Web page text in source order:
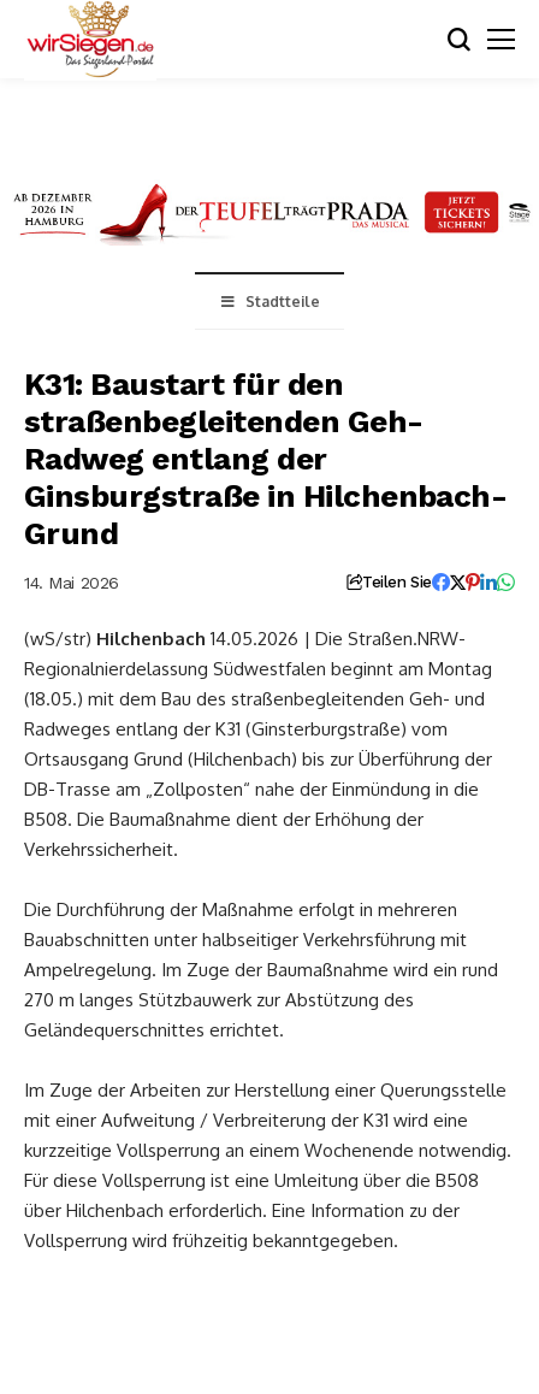
Stadtteile
K31: Baustart für den
straßenbegleitenden Geh-
Radweg entlang der
Ginsburgstraße in Hilchenbach-
Grund
14. Mai 2026 Teilen Sie
(wS/str) Hilchenbach 14.05.2026 | Die Straßen.NRW-
Regionalnierdelassung Südwestfalen beginnt am Montag
(18.05.) mit dem Bau des straßenbegleitenden Geh- und
Radweges entlang der K31 (Ginsterburgstraße) vom
Ortsausgang Grund (Hilchenbach) bis zur Überführung der
DB-Trasse am „Zollposten“ nahe der Einmündung in die
B508. Die Baumaßnahme dient der Erhöhung der
Verkehrssicherheit.
Die Durchführung der Maßnahme erfolgt in mehreren
Bauabschnitten unter halbseitiger Verkehrsführung mit
Ampelregelung. Im Zuge der Baumaßnahme wird ein rund
270 m langes Stützbauwerk zur Abstützung des
Geländequerschnittes errichtet.
Im Zuge der Arbeiten zur Herstellung einer Querungsstelle
mit einer Aufweitung / Verbreiterung der K31 wird eine
kurzzeitige Vollsperrung an einem Wochenende notwendig.
Für diese Vollsperrung ist eine Umleitung über die B508
über Hilchenbach erforderlich. Eine Information zu der
Vollsperrung wird frühzeitig bekanntgegeben.